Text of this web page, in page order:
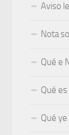
Aviso
Nota
Qué e
Qué
Qué